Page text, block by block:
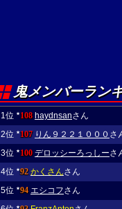
鬼メンバーラン
1位 ★108 haydnsanさん
2位
★107 りん９２２１０００ さ
3位
★100 デロッシーろっしーさ
4位
★92 かくさんさん
5位
★94 エシコフさん
★